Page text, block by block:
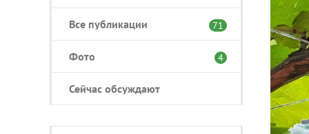
Все публикации 71
Фото 4
Сейчас обсуждают